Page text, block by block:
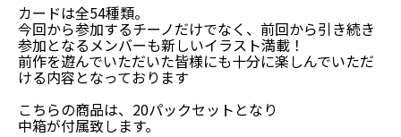
カードは全54種類。
今回から参加するチーノだけでなく、前回から引き続き
参加となるメンバーも新しいイラスト満載！
前作を遊んでいただいた皆様にも十分に楽しんでいただ
ける内容となっております
こちらの商品は、20パックセットとなり
中箱が付属致します。